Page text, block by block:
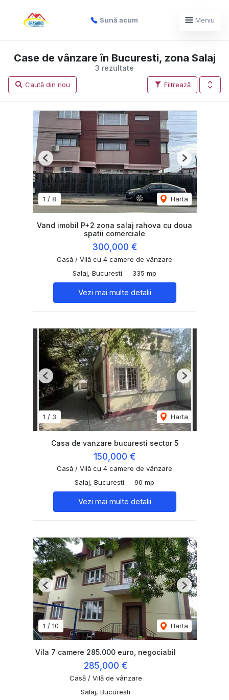
Sună acum Meniu
3 rezultate
Case de vânzare în Bucuresti, zona Salaj
Filtrează
Caută din nou
1 / 8 Harta
Previous Next
Vand imobil P+2 zona salaj rahova cu doua
spatii comerciale
300,000 €
Casă / Vilă cu 4 camere de vânzare
Salaj, Bucuresti
335 mp
Vezi mai multe detalii
1 / 3 Harta
Previous Next
Casa de vanzare bucuresti sector 5
150,000 €
Casă / Vilă cu 4 camere de vânzare
Salaj, Bucuresti
90 mp
Vezi mai multe detalii
1 / 10 Harta
Previous Next
Vila 7 camere 285.000 euro, negociabil
285,000 €
Casă / Vilă de vânzare
Salaj, Bucuresti